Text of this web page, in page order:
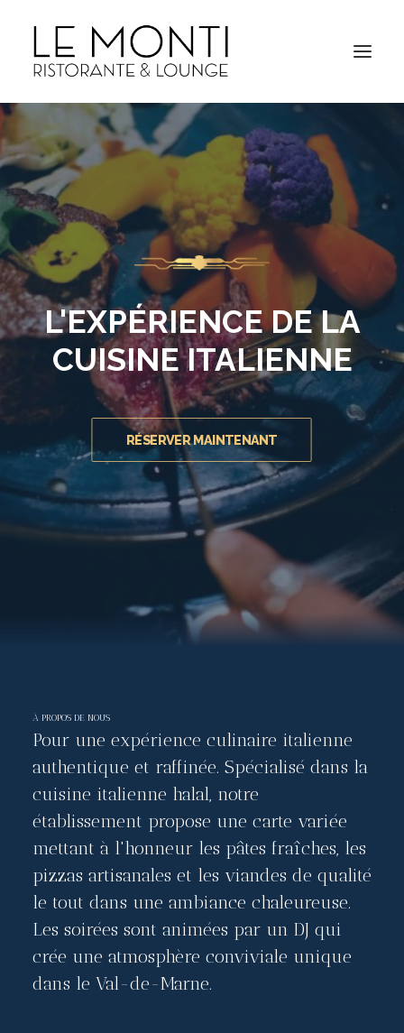
L'EXPÉRIENCE DE LA
CUISINE ITALIENNE
RÉSERVER MAINTENANT
À PROPOS DE NOUS
Pour une expérience culinaire italienne
authentique et raffinée. Spécialisé dans la
cuisine italienne halal, notre
établissement propose une carte variée
mettant à l'honneur les pâtes fraîches, les
pizzas artisanales et les viandes de qualité
le tout dans une ambiance chaleureuse.
Les soirées sont animées par un DJ qui
crée une atmosphère conviviale unique
dans le Val-de-Marne.